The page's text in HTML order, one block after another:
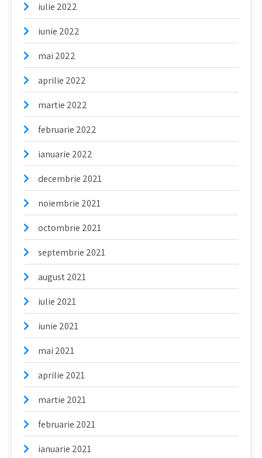
iulie 2022
iunie 2022
mai 2022
aprilie 2022
martie 2022
februarie 2022
ianuarie 2022
decembrie 2021
noiembrie 2021
octombrie 2021
septembrie 2021
august 2021
iulie 2021
iunie 2021
mai 2021
aprilie 2021
martie 2021
februarie 2021
ianuarie 2021